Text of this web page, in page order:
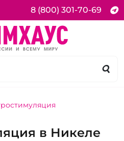
8 (800) 301-70-69
в Никеле